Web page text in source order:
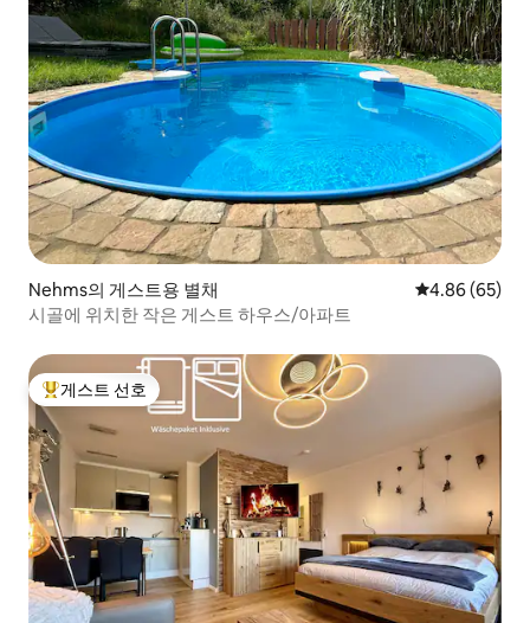
Nehms의 게스트용 별채 평점 4.86점(5
4.86 (65)
시골에 위치한 작은 게스트 하우스/아파트
상위 게스트 선호
게스트 선호